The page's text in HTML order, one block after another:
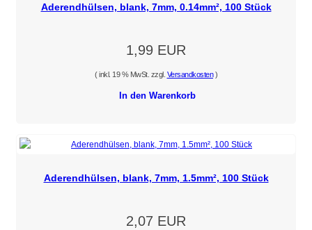
Aderendhülsen, blank, 7mm, 0.14mm², 100 Stück
1,99 EUR
( inkl. 19 % MwSt. zzgl. Versandkosten)
In den Warenkorb
Aderendhülsen, blank, 7mm, 1.5mm², 100 Stück
2,07 EUR